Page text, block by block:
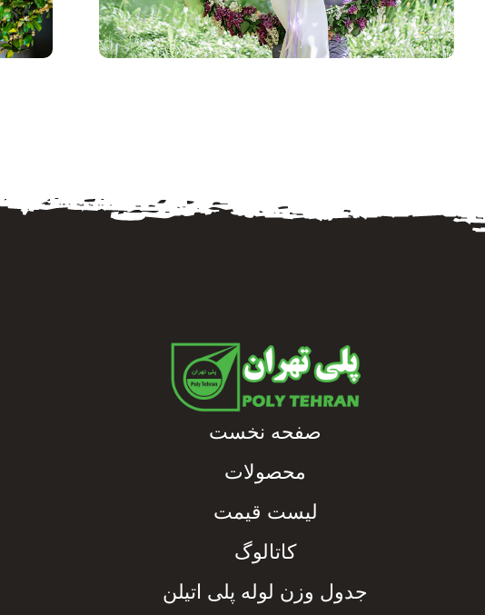
خرداد ۲۰, ۱۳۹۶
صفحه نخست
محصولات
لیست قیمت
کاتالوگ
جدول وزن لوله پلی اتیلن